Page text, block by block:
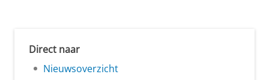
Direct naar
Nieuwsoverzicht